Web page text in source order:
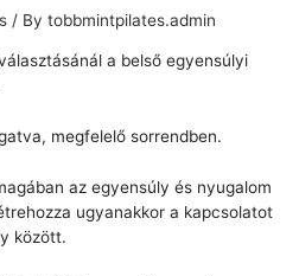
/ Bytobbmintpilates.admin
a belső egyensúlyi
megfelelő sorrendben.
az egyensúly és nyugalom
ugyanakkor a kapcsolatot
között.